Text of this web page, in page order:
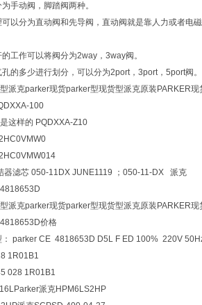
手动阀，脚踏阀两种。
分为直动阀和先导阀，直动阀就是靠人力或者电磁
作可以将阀分为2way，3way阀。
多少进行划分，可以分为2port，3port，5port阀。
克parker现货parker型现货型派克原装PARKER现
100
样的 PQDXXA-Z10
芯 050-11DX JUNE1119 ；050-11-DX 派克
克parker现货parker型现货型派克原装PARKER现
价格
CE 4818653D D5L F ED 100% 220V
1R01B1
派克HPM6LS2HP